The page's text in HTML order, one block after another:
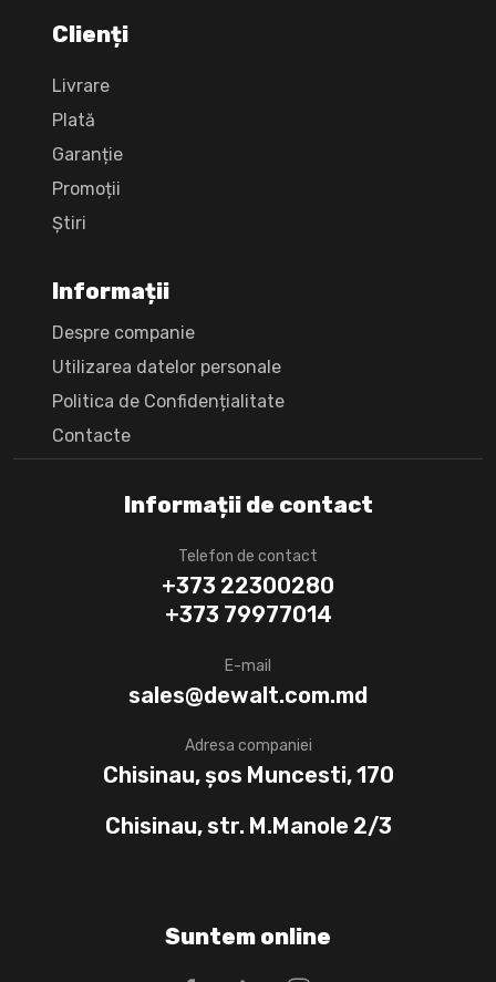
Informații de contact
Telefon de contact
+373 22300280
+373 79977014
E-mail
sales@dewalt.com.md
Adresa companiei
Chisinau, șos Muncesti, 170
Chisinau, str. M.Manole 2/3
Clienți
Livrare
Plată
Garanție
Promoții
Știri
Informații
Despre companie
Utilizarea datelor personale
Politica de Confidențialitate
Сontacte
Suntem online